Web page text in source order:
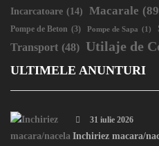
Incarcatoare (14) Macarale
Pompe de Beton (3) Pompe de Sapa (1)
Transport (48) Utilaje de
ULTIMELE ANUNTURI
31 iulie 2026
Inchiriez macara/